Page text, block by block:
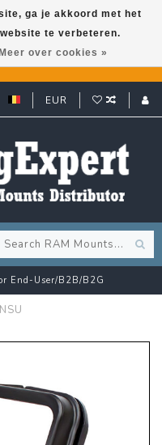
tot 50%? Klik hier!
EUR
End-User/B2B/B2G
ga je akkoord met het
te verbeteren.
Meer over cookies »